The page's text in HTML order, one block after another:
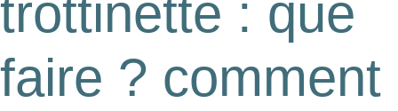
trottinette : que
faire ? comment